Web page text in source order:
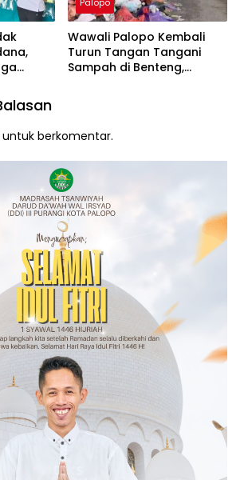
Palopo
Wawali Palopo Kembali
Turun Tangan Tangani
Sampah di Benteng,
untuk berkomentar.